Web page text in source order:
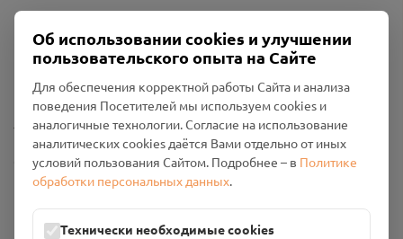
Пользовательское соглашение
Политика конфиденциальности
Промо-материалы
Настройки cookies
Общество с ограниченной ответственностью «Смоленский
Проект Помним»
Юридический адрес: 216790, Смоленская область, р-н
Об использовании cookies и улучшении
пользовательского опыта на Сайте
Для обеспечения корректной работы Сайта и анализа
поведения Посетителей мы используем cookies и
аналогичные технологии. Согласие на использование
аналитических cookies даётся Вами отдельно от иных
условий пользования Сайтом. Подробнее – в Политике
обработки персональных данных.
Технически необходимые cookies